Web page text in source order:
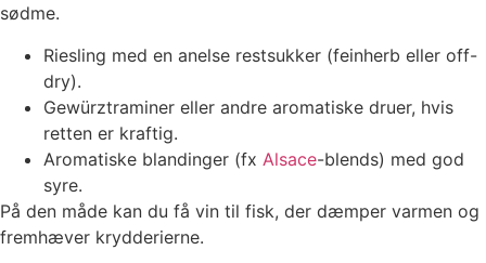
sødme.
Riesling med en anelse restsukker (feinherb eller off-
dry).
Gewürztraminer eller andre aromatiske druer, hvis
retten er kraftig.
Aromatiske blandinger (fx Alsace-blends) med god
syre.
På den måde kan du få vin til fisk, der dæmper varmen og
fremhæver krydderierne.